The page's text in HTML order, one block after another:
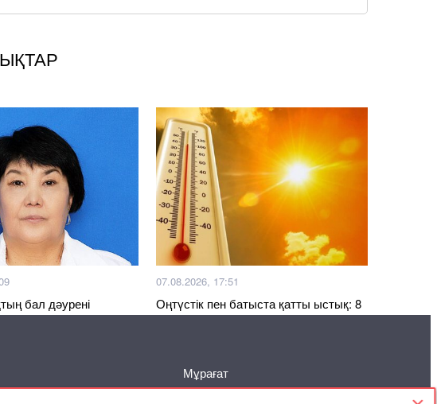
бал дәурені
07.08.2026, 17:51
Оңтүстік пен батыста қатты ыстық: 8
тамызға ауа райы болжамы
Мұрағат